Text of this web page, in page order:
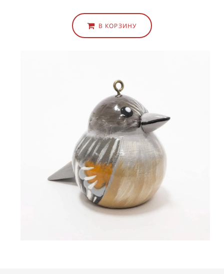
В КОРЗИНУ